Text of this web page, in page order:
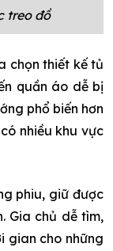
treo đồ
chọn thiết kế tủ
quần áo dễ bị
phổ biến hơn
nhiều khu vực
phiu, giữ được
Gia chủ dễ tìm,
gian cho những